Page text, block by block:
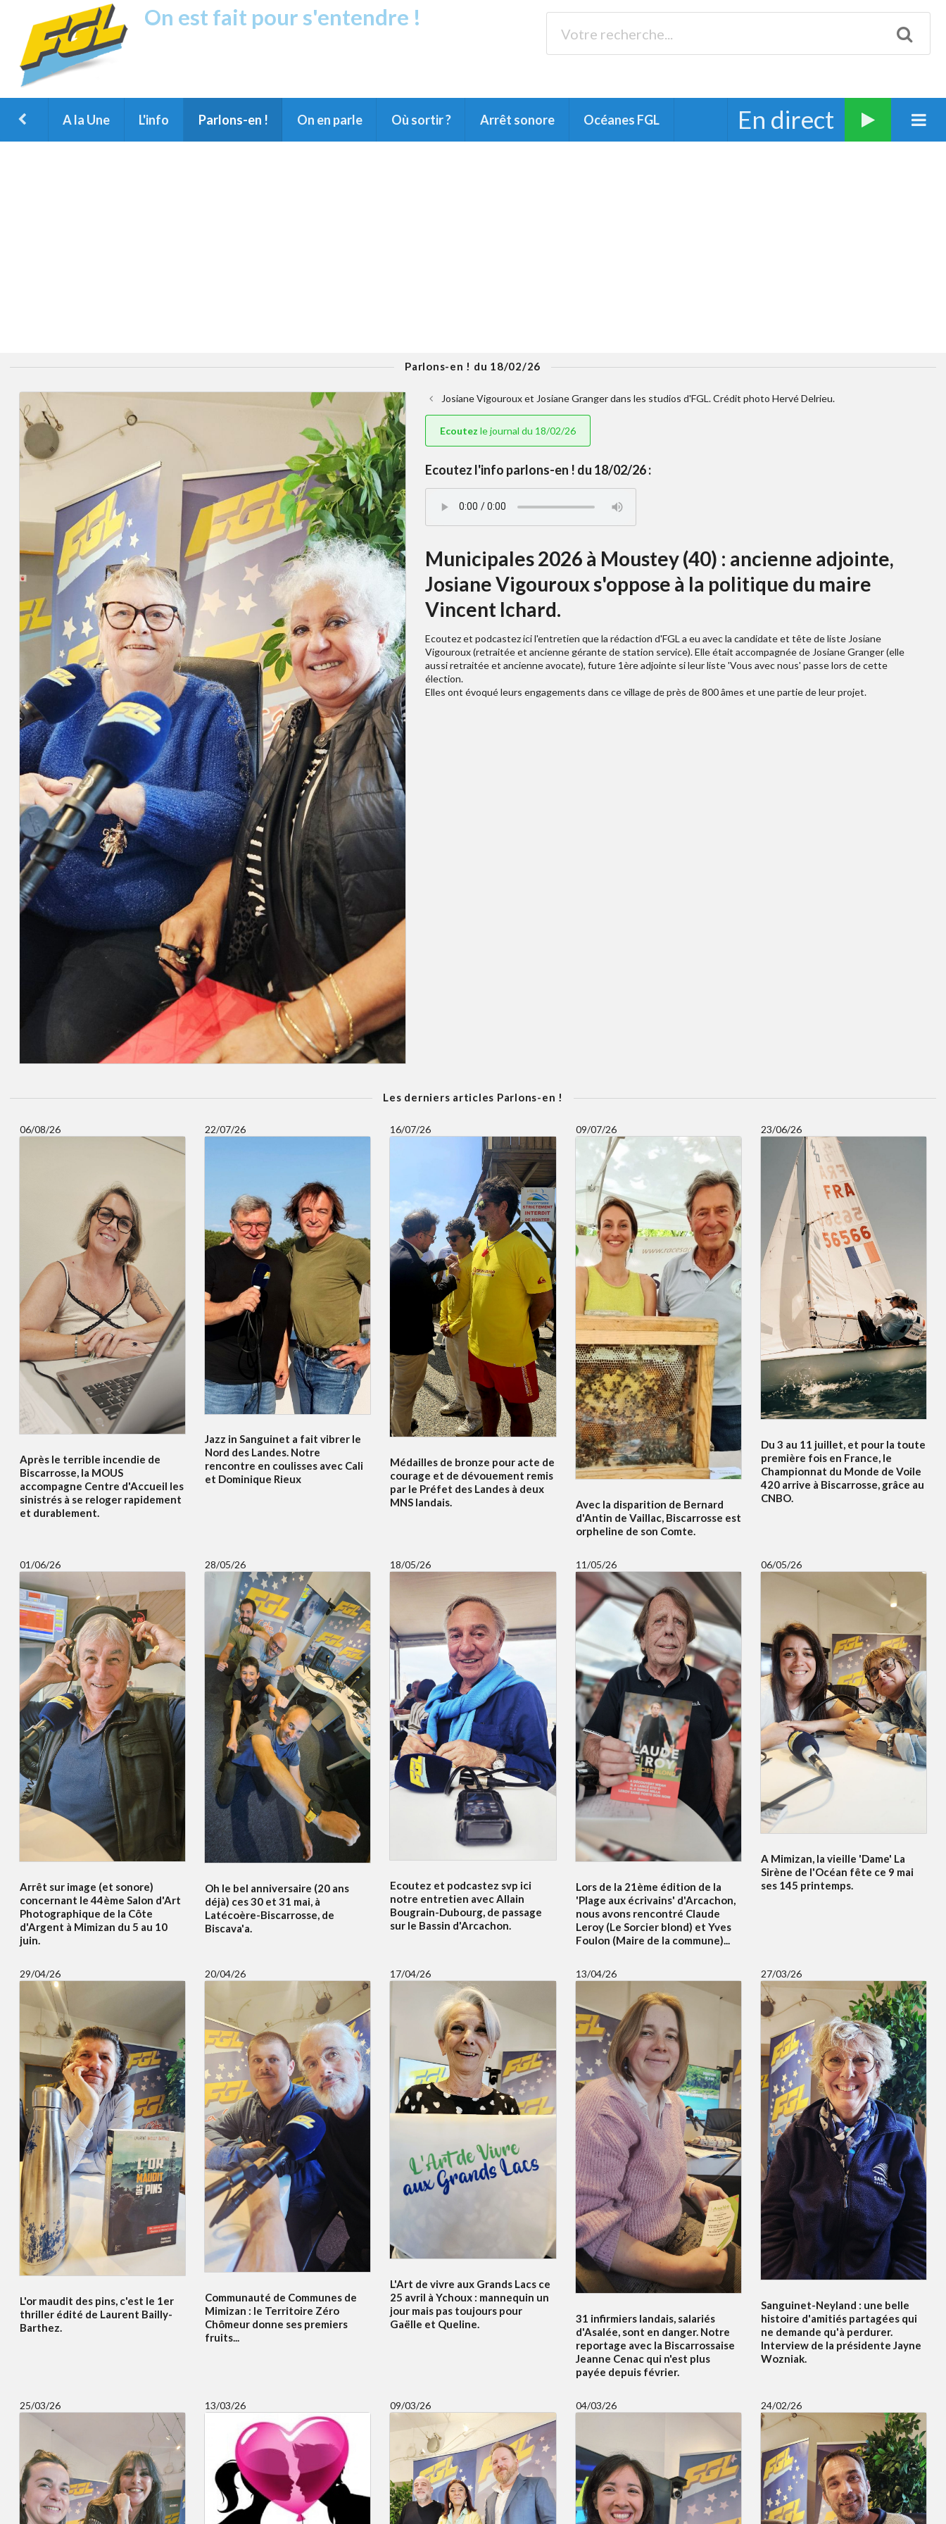
On est fait pour s'entendre !
A la Une L'info Parlons-en ! On en parle Où sortir ? Arrêt sonore Océanes FGL En direct
Parlons-en ! du 18/02/26
Josiane Vigouroux et Josiane Granger dans les studios d'FGL. Crédit photo Hervé Delrieu.
Ecoutez le journal du 18/02/26
Ecoutez l'info parlons-en ! du 18/02/26 :
Municipales 2026 à Moustey (40) : ancienne adjointe,
Josiane Vigouroux s'oppose à la politique du maire
Vincent Ichard.
Ecoutez et podcastez ici l'entretien que la rédaction d'FGL a eu avec la candidate et tête de liste Josiane
Vigouroux (retraitée et ancienne gérante de station service). Elle était accompagnée de Josiane Granger (elle
aussi retraitée et ancienne avocate), future 1ère adjointe si leur liste 'Vous avec nous' passe lors de cette
élection.
Elles ont évoqué leurs engagements dans ce village de près de 800 âmes et une partie de leur projet.
Les derniers articles Parlons-en !
06/08/26
Après le terrible incendie de
Biscarrosse, la MOUS
accompagne Centre d'Accueil les
sinistrés à se reloger rapidement
et durablement.
22/07/26
Jazz in Sanguinet a fait vibrer le
Nord des Landes. Notre
rencontre en coulisses avec Cali
et Dominique Rieux
16/07/26
Médailles de bronze pour acte de
courage et de dévouement remis
par le Préfet des Landes à deux
MNS landais.
09/07/26
Avec la disparition de Bernard
d'Antin de Vaillac, Biscarrosse est
orpheline de son Comte.
23/06/26
Du 3 au 11 juillet, et pour la toute
première fois en France, le
Championnat du Monde de Voile
420 arrive à Biscarrosse, grâce au
CNBO.
01/06/26
Arrêt sur image (et sonore)
concernant le 44ème Salon d'Art
Photographique de la Côte
d'Argent à Mimizan du 5 au 10
juin.
28/05/26
Oh le bel anniversaire (20 ans
déjà) ces 30 et 31 mai, à
Latécoère-Biscarrosse, de
Biscava'a.
18/05/26
Ecoutez et podcastez svp ici
notre entretien avec Allain
Bougrain-Dubourg, de passage
sur le Bassin d'Arcachon.
11/05/26
Lors de la 21ème édition de la
'Plage aux écrivains' d'Arcachon,
nous avons rencontré Claude
Leroy (Le Sorcier blond) et Yves
Foulon (Maire de la commune)...
06/05/26
A Mimizan, la vieille 'Dame' La
Sirène de l'Océan fête ce 9 mai
ses 145 printemps.
29/04/26
L'or maudit des pins, c'est le 1er
thriller édité de Laurent Bailly-
Barthez.
20/04/26
Communauté de Communes de
Mimizan : le Territoire Zéro
Chômeur donne ses premiers
fruits...
17/04/26
L'Art de vivre aux Grands Lacs ce
25 avril à Ychoux : mannequin un
jour mais pas toujours pour
Gaëlle et Queline.
13/04/26
31 infirmiers landais, salariés
d'Asalée, sont en danger. Notre
reportage avec la Biscarrossaise
Jeanne Cenac qui n'est plus
payée depuis février.
27/03/26
Sanguinet-Neyland : une belle
histoire d'amitiés partagées qui
ne demande qu'à perdurer.
Interview de la présidente Jayne
Wozniak.
25/03/26 13/03/26 09/03/26 04/03/26 24/02/26